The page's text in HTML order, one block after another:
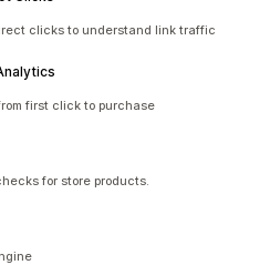
clicks to understand link traffic
first click to purchase
for store products.